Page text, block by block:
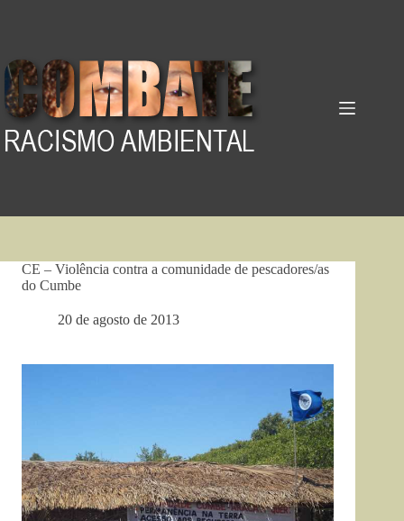
CE – Violência contra a comunidade de pescadores/as
do Cumbe
20 de agosto de 2013